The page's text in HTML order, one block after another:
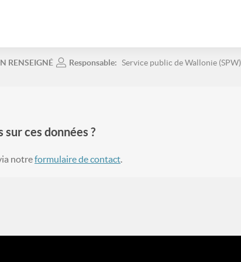
RENSEIGNÉ Responsable: Service public de Wallonie (SPW)
sur ces données ?
notreformulaire de contact.